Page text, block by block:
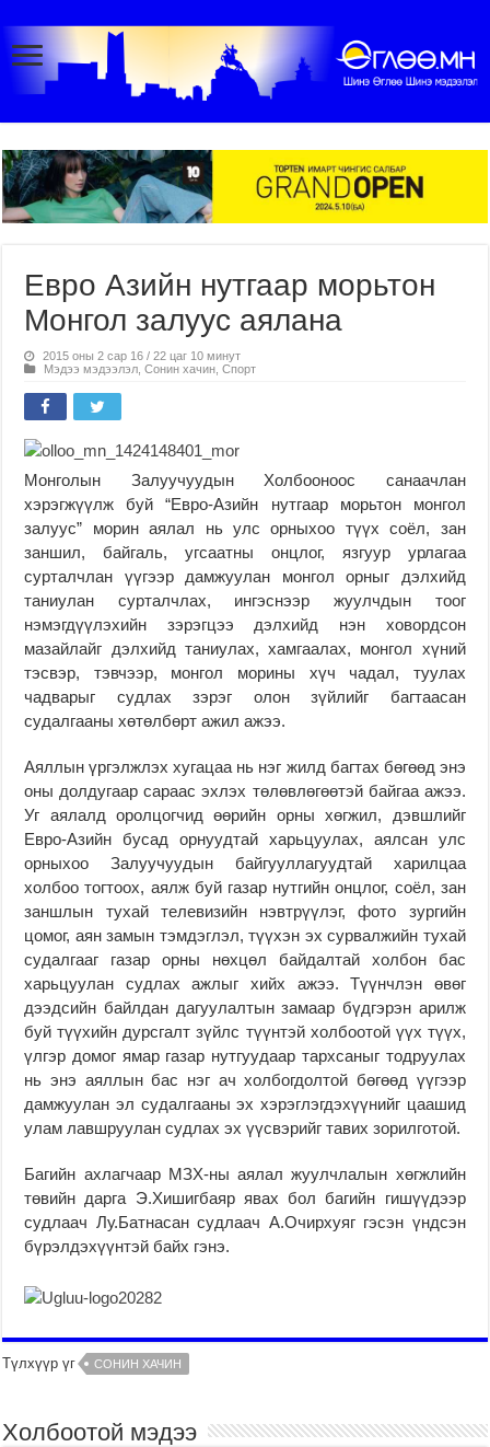
Евро Азийн нутгаар морьтон
Монгол залуус аялана
2015 оны 2 сар 16 / 22 цаг 10 минут
Мэдээ мэдээлэл ,Сонин хачин ,Спорт
Монголын Залуучуудын Холбооноос санаачлан
хэрэгжүүлж буй “Евро-Азийн нутгаар морьтон монгол
залуус” морин аялал нь улс орныхоо түүх соёл, зан
заншил, байгаль, угсаатны онцлог, язгуур урлагаа
сурталчлан үүгээр дамжуулан монгол орныг дэлхийд
таниулан сурталчлах, ингэснээр жуулчдын тоог
нэмэгдүүлэхийн зэрэгцээ дэлхийд нэн ховордсон
мазайлайг дэлхийд таниулах, хамгаалах, монгол хүний
тэсвэр, тэвчээр, монгол морины хүч чадал, туулах
чадварыг судлах зэрэг олон зүйлийг багтаасан
судалгааны хөтөлбөрт ажил ажээ.
Аяллын үргэлжлэх хугацаа нь нэг жилд багтах бөгөөд энэ
оны долдугаар сараас эхлэх төлөвлөгөөтэй байгаа ажээ.
Уг аялалд оролцогчид өөрийн орны хөгжил, дэвшлийг
Евро-Азийн бусад орнуудтай харьцуулах, аялсан улс
орныхоо Залуучуудын байгууллагуудтай харилцаа
холбоо тогтоох, аялж буй газар нутгийн онцлог, соёл, зан
заншлын тухай телевизийн нэвтрүүлэг, фото зургийн
цомог, аян замын тэмдэглэл, түүхэн эх сурвалжийн тухай
судалгааг газар орны нөхцөл байдалтай холбон бас
харьцуулан судлах ажлыг хийх ажээ. Түүнчлэн өвөг
дээдсийн байлдан дагуулалтын замаар бүдгэрэн арилж
буй түүхийн дурсгалт зүйлс түүнтэй холбоотой үүх түүх,
үлгэр домог ямар газар нутгуудаар тархсаныг тодруулах
нь энэ аяллын бас нэг ач холбогдолтой бөгөөд үүгээр
дамжуулан эл судалгааны эх хэрэглэгдэхүүнийг цаашид
улам лавшруулан судлах эх үүсвэрийг тавих зорилготой.
Багийн ахлагчаар МЗХ-ны аялал жуулчлалын хөгжлийн
төвийн дарга Э.Хишигбаяр явах бол багийн гишүүдээр
судлаач Лу.Батнасан судлаач А.Очирхуяг гэсэн үндсэн
бүрэлдэхүүнтэй байх гэнэ.
Түлхүүр үг СОНИН ХАЧИН
Холбоотой мэдээ